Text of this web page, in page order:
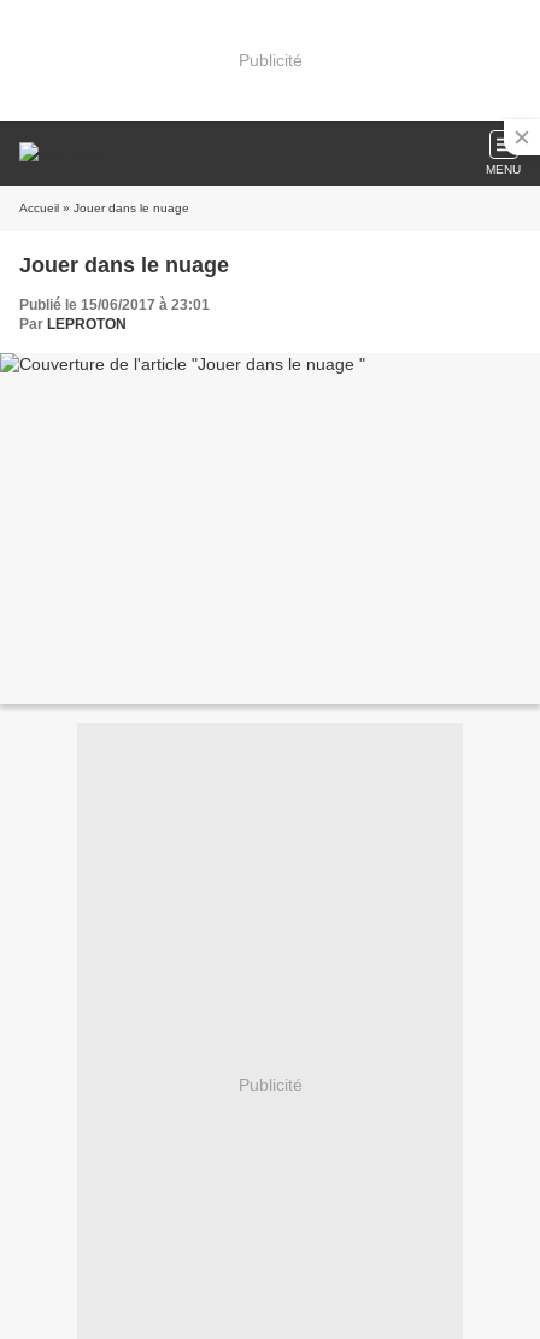
Publicité
MENU
Accueil » Jouer dans le nuage
Jouer dans le nuage
Publié le 15/06/2017 à 23:01
Par LEPROTON
Publicité